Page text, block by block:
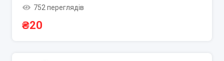
752 переглядів
₴20